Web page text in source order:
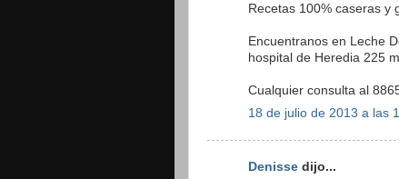
Recetas 100% caseras y
Encuentranos en Leche
hospital de Heredia 225
Cualquier consulta al
18 de julio de 2013 a las
Denisse dijo...